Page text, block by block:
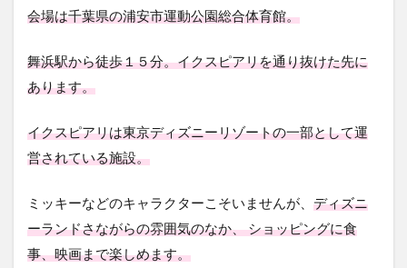
会場は千葉県の浦安市運動公園総合体育館。
舞浜駅から徒歩１５分。イクスピアリを通り抜けた先に
あります。
イクスピアリは東京ディズニーリゾートの一部として運
営されている施設。
ミッキーなどのキャラクターこそいませんが、 ディズニ
ーランドさながらの雰囲気のなか、 ショッピングに食
事、映画まで楽しめます。